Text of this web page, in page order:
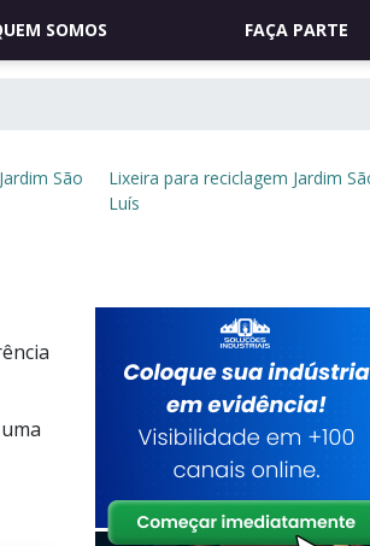
SOMOS FAÇA PARTE
São
Lixeira para reciclagem Jardim
Luís